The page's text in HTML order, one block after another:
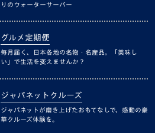
りのウォーターサーバー
グルメ定期便
毎月届く、日本各地の名物・名産品。「美味し
い」で生活を変えませんか？
ジャパネットクルーズ
ジャパネットが磨き上げたおもてなしで、感動の豪
華クルーズ体験を。